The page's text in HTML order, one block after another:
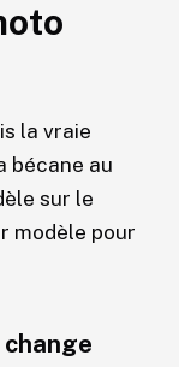
la vraie
bécane au
sur le
modèle pour
change